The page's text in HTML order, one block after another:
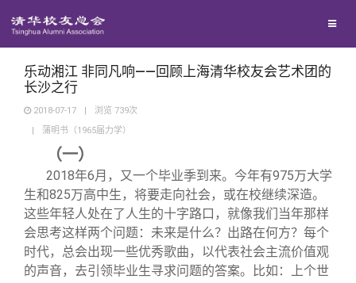
西南联大校友会
义工计划
新媒体平台
青春风采
校友文苑
校友视界
校友服务
乐动湘江 非同凡响——回顾上海清华校友会艺术团的
长沙之行
2018-07-17 | 浏览 739次
|
蒲明书（1965届力学）
（一）
2018年6月，又一个毕业季到来。今年有975万大学
生和825万高中生，将要走向社会，或在校继续深造。
这些年轻人处在了人生的十字路口，就像我们当年那样
会思考这样两个问题：未来是什么？出路在何方？每个
时代，总会出现一些优秀歌曲，以代表社会主流价值观
的声音，去引领毕业生寻求问题的答案。比如：上个世